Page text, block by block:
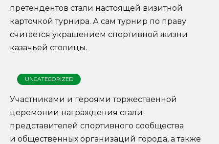
претендентов стали настоящей визитной
карточкой турнира. А сам турнир по праву
считается украшением спортивной жизни
казачьей столицы.
UNCATEGORIZED
Участниками и героями торжественной
церемонии награждения стали
представителей спортивного сообщества
и общественных организаций города, а также